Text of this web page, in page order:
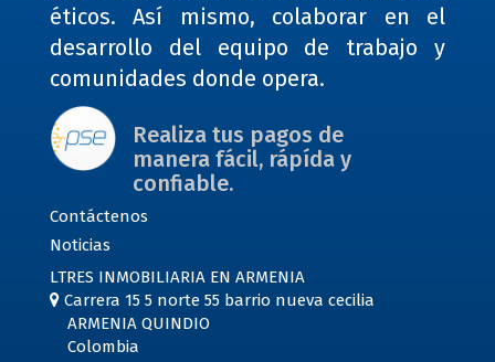
éticos. Así mismo, colaborar en el
desarrollo del equipo de trabajo y
comunidades donde opera.
Realiza tus pagos de
manera fácil, rápída y
confiable.
Contáctenos
Noticias
LTRES INMOBILIARIA EN ARMENIA
Carrera 15 5 norte 55 barrio nueva cecilia
ARMENIA QUINDIO
Colombia